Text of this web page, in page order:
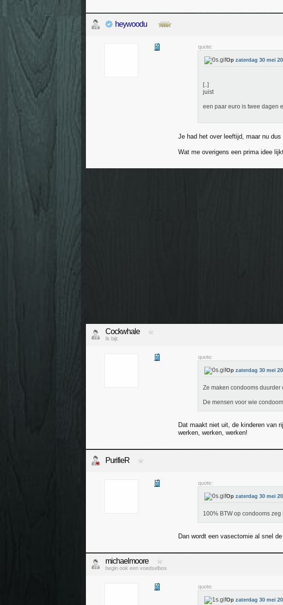
heywoodu
quote:
Op zaterdag 30 mei
[..]
juist
een paar euro is twee dagen
Je had het over leeftijd, maar nu
Wat me overigens een prima idee
Cockwhale
Ik bijt.
quote:
Op zaterdag 30 mei
Ze maken condooms
De mensen voor wie
Dat maakt niet uit, de kinderen van
werken, werken, werken!
PurifieR
quote:
Op zaterdag 30 mei
100% BTW op condooms zeg
Dan wordt een vasectomie al snel
michaelmoore
begin ook een voedselbos
quote:
Op zaterdag 30 mei